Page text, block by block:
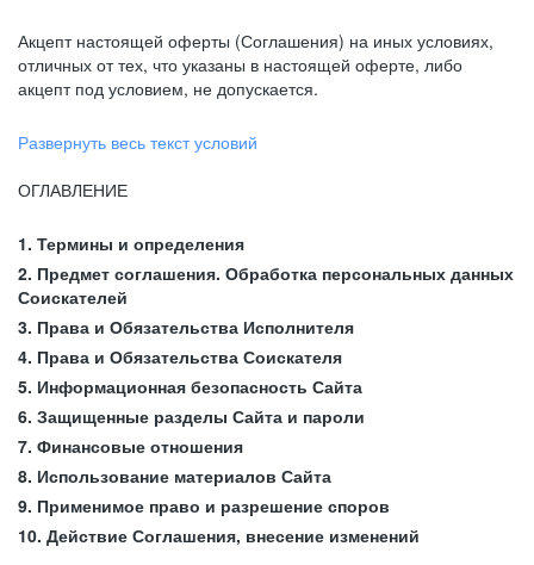
Акцепт настоящей оферты (Соглашения) на иных условиях,
отличных от тех, что указаны в настоящей оферте, либо
акцепт под условием, не допускается.
Развернуть весь текст условий
ОГЛАВЛЕНИЕ
1. Термины и определения
2. Предмет соглашения. Обработка персональных данных
Соискателей
3. Права и Обязательства Исполнителя
4. Права и Обязательства Соискателя
5. Информационная безопасность Сайта
6. Защищенные разделы Сайта и пароли
7. Финансовые отношения
8. Использование материалов Сайта
9. Применимое право и разрешение споров
10. Действие Соглашения, внесение изменений